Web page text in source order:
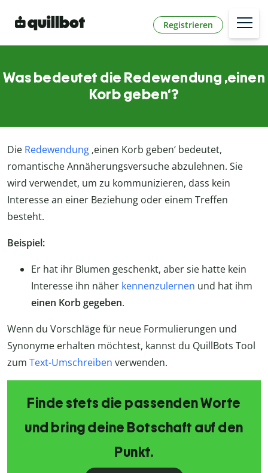
Registrieren
Was bedeutet die Redewendung ‚einen
Korb geben‘?
Die Redewendung ‚einen Korb geben‘ bedeutet,
romantische Annäherungsversuche abzulehnen. Sie
wird verwendet, um zu kommunizieren, dass kein
Interesse an einer Beziehung oder einem Treffen
besteht.
Beispiel:
Er hat ihr Blumen geschenkt, aber sie hatte kein
Interesse ihn näher kennenzulernen und hat ihm
einen Korb gegeben.
Wenn du Vorschläge für neue Formulierungen und
Synonyme erhalten möchtest, kannst du QuillBots Tool
zum Text-Umschreiben verwenden.
Finde stets die passenden Worte
und bring deine Botschaft auf den
Punkt.